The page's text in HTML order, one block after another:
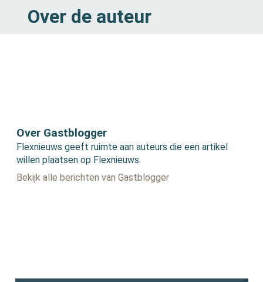
Over de auteur
Over Gastblogger
Flexnieuws geeft ruimte aan auteurs die een artikel
willen plaatsen op Flexnieuws.
Bekijk alle berichten van Gastblogger